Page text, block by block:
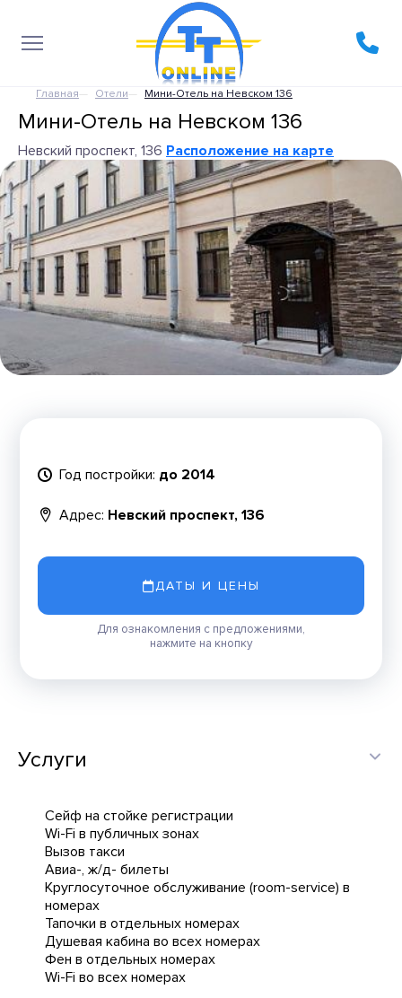
Главная Отели Мини-Отель на Невском 136
Мини-Отель на Невском 136
Невский проспект, 136 Расположение на карте
Год постройки: до 2014
Адрес: Невский проспект, 136
ДАТЫ И ЦЕНЫ
Для ознакомления с предложениями,
нажмите на кнопку
Услуги
Сейф на стойке регистрации
Wi-Fi в публичных зонах
Вызов такси
Авиа-, ж/д- билеты
Круглосуточное обслуживание (room-service) в
номерах
Тапочки в отдельных номерах
Душевая кабина во всех номерах
Фен в отдельных номерах
Wi-Fi во всех номерах